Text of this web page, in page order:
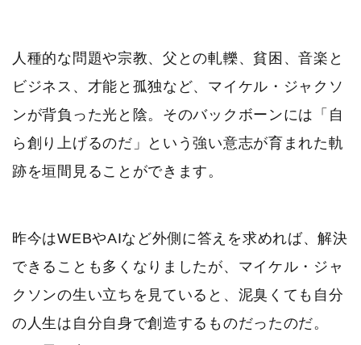
人種的な問題や宗教、父との軋轢、貧困、音楽と
ビジネス、才能と孤独など、マイケル・ジャクソ
ンが背負った光と陰。そのバックボーンには「自
ら創り上げるのだ」という強い意志が育まれた軌
跡を垣間見ることができます。
昨今はWEBやAIなど外側に答えを求めれば、解決
できることも多くなりましたが、マイケル・ジャ
クソンの生い立ちを見ていると、泥臭くても自分
の人生は自分自身で創造するものだったのだ。